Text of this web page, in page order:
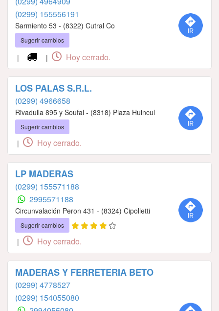
(0299) 155556191
Sarmiento 53 - (8322) Cutral Co
Sugerir cambios
| | Hoy cerrado.
LOS PALAS S.R.L.
(0299) 4966658
Rivadulla 895 y Soufal - (8318) Plaza Huincul
Sugerir cambios
| Hoy cerrado.
LP MADERAS
(0299) 155571188
2995571188
Circunvalación Peron 431 - (8324) Cipolletti
Sugerir cambios
| Hoy cerrado.
MADERAS Y FERRETERIA BETO
(0299) 4778527
(0299) 154055080